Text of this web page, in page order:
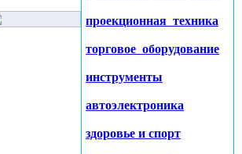
проекционная техника
торговое оборудование
инструменты
автоэлектроника
здоровье и спорт